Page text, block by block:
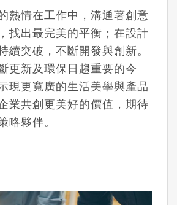
熱情在工作中，溝通著創意
找出最完美的平衡；在設計
續突破，不斷開發與創新。
更新及環保日趨重要的今
現更寬廣的生活美學與產品
業共創更美好的價值，期待
略夥伴。